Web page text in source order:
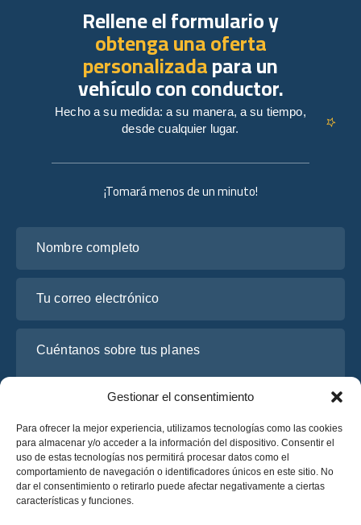
Gestionar el consentimiento
Para ofrecer la mejor experiencia, utilizamos tecnologías como las cookies
para almacenar y/o acceder a la información del dispositivo. Consentir el
uso de estas tecnologías nos permitirá procesar datos como el
comportamiento de navegación o identificadores únicos en este sitio. No
dar el consentimiento o retirarlo puede afectar negativamente a ciertas
características y funciones.
¡Tomará menos de un minuto!
He leído y acepto la
Rellene el formulario y
obtenga una oferta
personalizadapara un
vehículo con conductor.
Hecho a su medida: a su manera, a su tiempo,
desde cualquier lugar.